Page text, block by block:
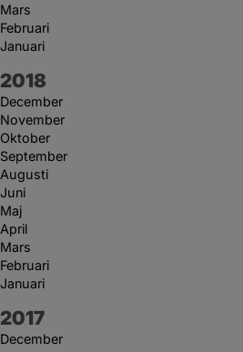
Mars
Februari
Januari
År:
2018
December
November
Oktober
September
Augusti
Juni
Maj
April
Mars
Februari
Januari
År:
2017
December